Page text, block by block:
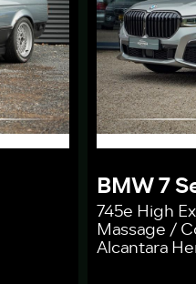
BMW 7
745e High
Massage /
Alcantara